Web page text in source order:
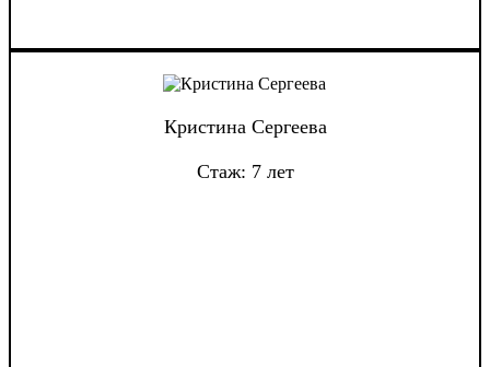
Кристина Сергеева
Стаж: 7 лет